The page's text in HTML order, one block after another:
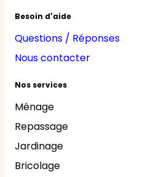
Besoin d'aide
Questions / Réponses
Nous contacter
Nos services
Ménage
Repassage
Jardinage
Bricolage